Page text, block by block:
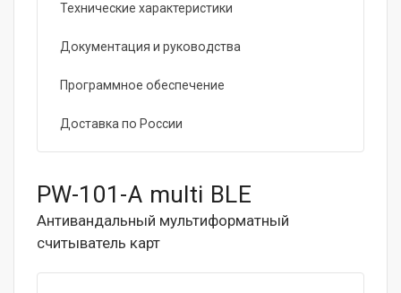
Технические характеристики
Документация и руководства
Программное обеспечение
Доставка по России
PW-101-A multi BLE
Антивандальный мультиформатный
считыватель карт